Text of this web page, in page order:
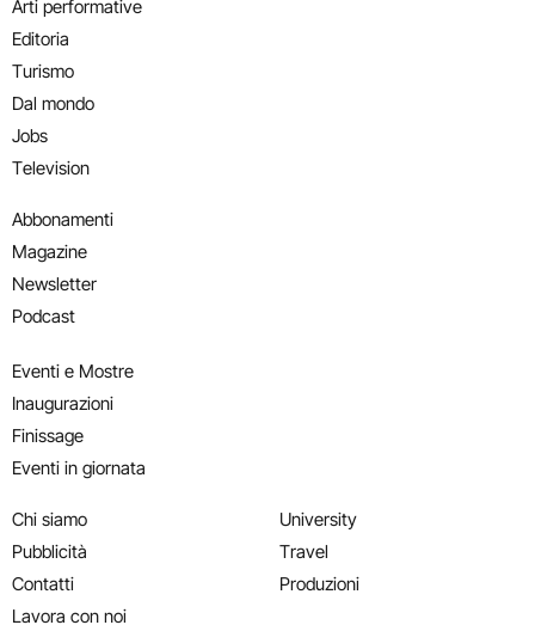
Arti performative
Editoria
Turismo
Dal mondo
Jobs
Television
Abbonamenti
Magazine
Newsletter
Podcast
Eventi e Mostre
Inaugurazioni
Finissage
Eventi in giornata
Chi siamo
Pubblicità
Contatti
Lavora con noi
University
Travel
Produzioni